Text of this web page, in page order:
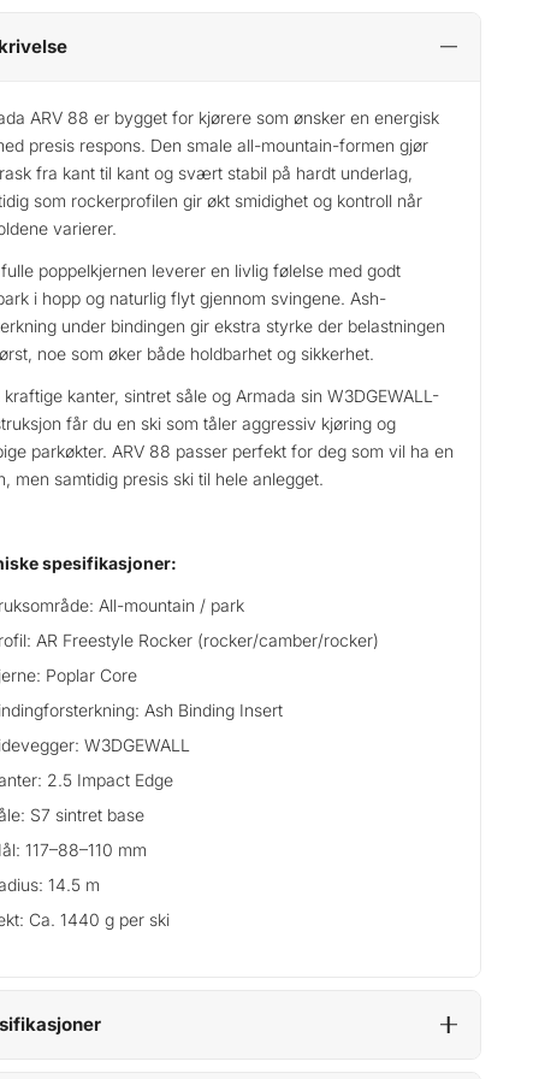
ARV 88 er bygget for kjørere som ønsker en energisk
presis respons. Den smale all-mountain-formen gjør
fra kant til kant og svært stabil på hardt underlag,
som rockerprofilen gir økt smidighet og kontroll når
varierer.
poppelkjernen leverer en livlig følelse med godt
i hopp og naturlig flyt gjennom svingene. Ash-
under bindingen gir ekstra styrke der belastningen
noe som øker både holdbarhet og sikkerhet.
kraftige kanter, sintret såle og Armada sin W3DGEWALL-
får du en ski som tåler aggressiv kjøring og
parkøkter. ARV 88 passer perfekt for deg som vil ha en
men samtidig presis ski til hele anlegget.
spesifikasjoner:
All-mountain / park
AR Freestyle Rocker (rocker/camber/rocker)
Poplar Core
Ash Binding Insert
W3DGEWALL
2.5 Impact Edge
S7 sintret base
117–88–110 mm
14.5 m
Ca. 1440 g per ski